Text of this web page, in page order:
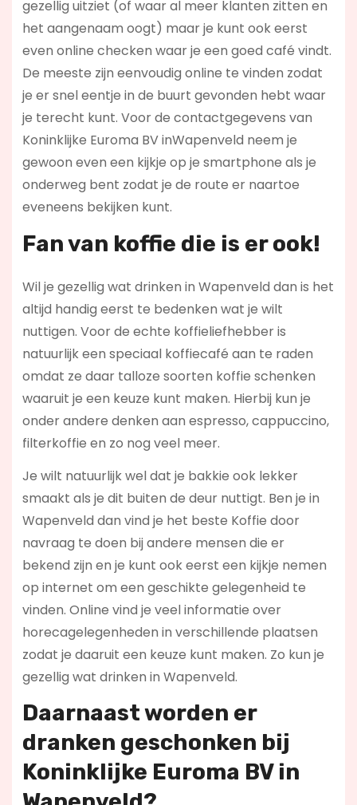
gezellig uitziet (of waar al meer klanten zitten en
het aangenaam oogt) maar je kunt ook eerst
even online checken waar je een goed café vindt.
De meeste zijn eenvoudig online te vinden zodat
je er snel eentje in de buurt gevonden hebt waar
je terecht kunt. Voor de contactgegevens van
Koninklijke Euroma BV inWapenveld neem je
gewoon even een kijkje op je smartphone als je
onderweg bent zodat je de route er naartoe
eveneens bekijken kunt.
Fan van koffie die is er ook!
Wil je gezellig wat drinken in Wapenveld dan is het
altijd handig eerst te bedenken wat je wilt
nuttigen. Voor de echte koffieliefhebber is
natuurlijk een speciaal koffiecafé aan te raden
omdat ze daar talloze soorten koffie schenken
waaruit je een keuze kunt maken. Hierbij kun je
onder andere denken aan espresso, cappuccino,
filterkoffie en zo nog veel meer.
Je wilt natuurlijk wel dat je bakkie ook lekker
smaakt als je dit buiten de deur nuttigt. Ben je in
Wapenveld dan vind je het beste Koffie door
navraag te doen bij andere mensen die er
bekend zijn en je kunt ook eerst een kijkje nemen
op internet om een geschikte gelegenheid te
vinden. Online vind je veel informatie over
horecagelegenheden in verschillende plaatsen
zodat je daaruit een keuze kunt maken. Zo kun je
gezellig wat drinken in Wapenveld.
Daarnaast worden er
dranken geschonken bij
Koninklijke Euroma BV in